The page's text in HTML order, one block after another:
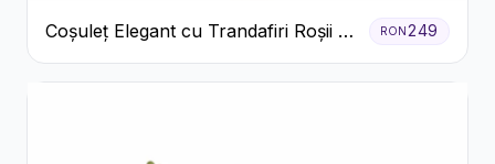
Coșuleț Elegant cu Trandafiri Roșii și
Lisianthus Alb
RON249